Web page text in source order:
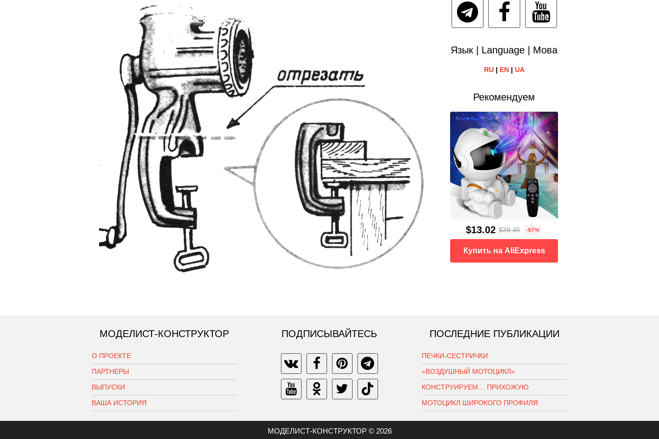
Язык | Language | Мова
RU| EN| UA
Рекомендуем
$13.02 $39.46 -67%
Купить на AliExpress
МОДЕЛИСТ-КОНСТРУКТОР
О ПРОЕКТЕ
ПАРТНЕРЫ
ВЫПУСКИ
ВАША ИСТОРИЯ
ПОДПИСЫВАЙТЕСЬ ПОСЛЕДНИЕ ПУБЛИКАЦИИ
ПЕЧКИ-СЕСТРИЧКИ
«ВОЗДУШНЫЙ МОТОЦИКЛ»
КОНСТРУИРУЕМ… ПРИХОЖУЮ
МОТОЦИКЛ ШИРОКОГО ПРОФИЛЯ
МОДЕЛИСТ-КОНСТРУКТОР © 2026